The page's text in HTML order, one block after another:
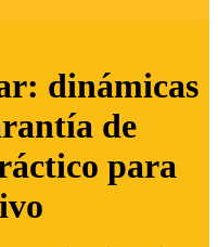
dinámicas
de
para